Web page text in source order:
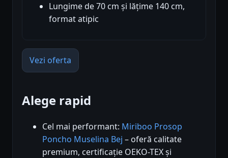
Lungime de 70 cm și lățime 140 cm,
format atipic
Vezi oferta
Alege rapid
Cel mai performant: Miriboo Prosop
Poncho Muselina Bej – oferă calitate
premium, certificație OEKO-TEX și